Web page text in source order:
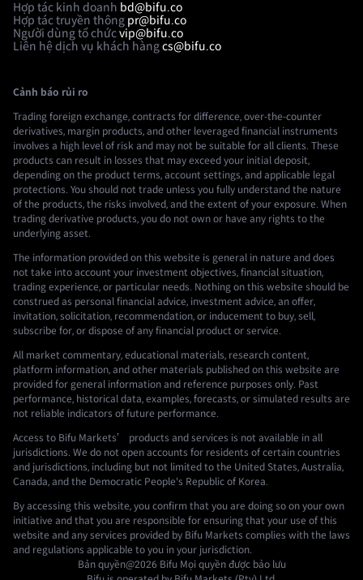
Hợp tác kinh doanh bd@bifu.co
Hợp tác truyền thông pr@bifu.co
Người dùng tổ chứcvip@bifu.co
Liên hệ dịch vụ khách hàngcs@bifu.co
Cảnh báo rủi ro
Trading foreign exchange, contracts for difference, over-the-counter
derivatives, margin products, and other leveraged financial instruments
involves a high level of risk and may not be suitable for all clients. These
products can result in losses that may exceed your initial deposit,
depending on the product terms, account settings, and applicable legal
protections. You should not trade unless you fully understand the nature
of the products, the risks involved, and the extent of your exposure. When
trading derivative products, you do not own or have any rights to the
underlying asset.
The information provided on this website is general in nature and does
not take into account your investment objectives, financial situation,
trading experience, or particular needs. Nothing on this website should be
construed as personal financial advice, investment advice, an offer,
invitation, solicitation, recommendation, or inducement to buy, sell,
subscribe for, or dispose of any financial product or service.
All market commentary, educational materials, research content,
platform information, and other materials published on this website are
provided for general information and reference purposes only. Past
performance, historical data, examples, forecasts, or simulated results are
not reliable indicators of future performance.
Access to Bifu Markets’ products and services is not available in all
jurisdictions. We do not open accounts for residents of certain countries
and jurisdictions, including but not limited to the United States, Australia,
Canada, and the Democratic People's Republic of Korea.
By accessing this website, you confirm that you are doing so on your own
initiative and that you are responsible for ensuring that your use of this
website and any services provided by Bifu Markets complies with the laws
and regulations applicable to you in your jurisdiction.
Bản quyền@2026 BifuMọi quyền được bảo lưu